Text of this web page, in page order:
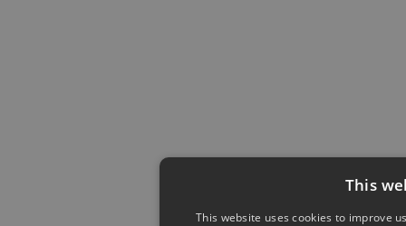
This
This website uses cookies to improve